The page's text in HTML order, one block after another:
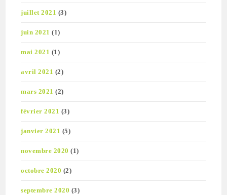
juillet 2021 (3)
juin 2021 (1)
mai 2021 (1)
avril 2021 (2)
mars 2021 (2)
février 2021 (3)
janvier 2021 (5)
novembre 2020 (1)
octobre 2020 (2)
septembre 2020 (3)